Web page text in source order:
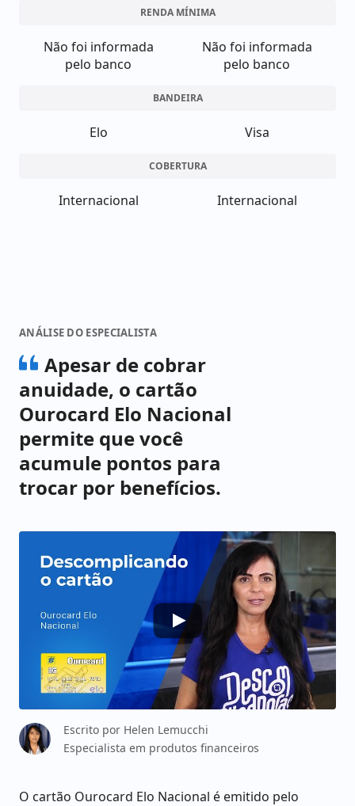
RENDA MÍNIMA
Não foi informada
pelo banco
Não foi informada
pelo banco
BANDEIRA
Elo Visa
COBERTURA
Internacional Internacional
ANÁLISE DO ESPECIALISTA
Apesar de cobrar
anuidade, o cartão
Ourocard Elo Nacional
permite que você
acumule pontos para
trocar por benefícios.
Escrito por Helen Lemucchi
Especialista em produtos financeiros
O cartão Ourocard Elo Nacional é emitido pelo